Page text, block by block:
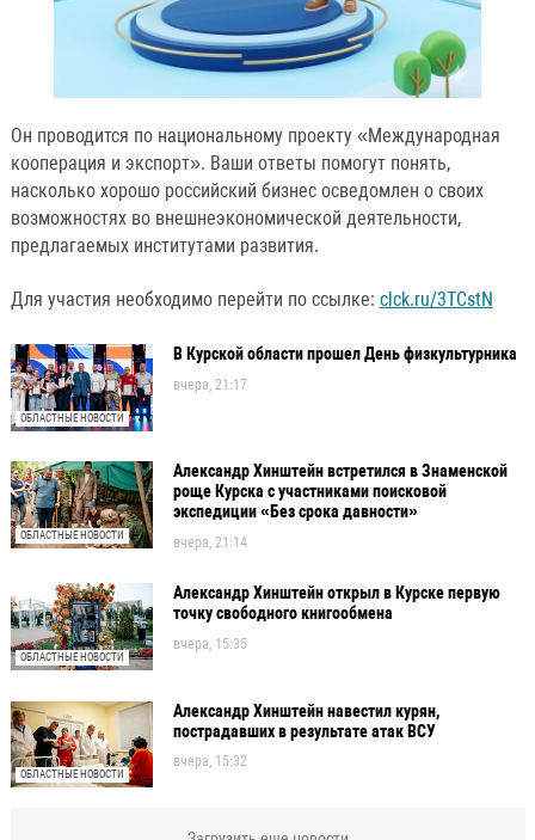
Он проводится по национальному проекту «Международная
кооперация и экспорт». Ваши ответы помогут понять,
насколько хорошо российский бизнес осведомлен о своих
возможностях во внешнеэкономической деятельности,
предлагаемых институтами развития.
Для участия необходимо перейти по ссылке: clck.ru/3TCstN
ОБЛАСТНЫЕ НОВОСТИ
В Курской области прошел День физкультурника
вчера, 21:17
ОБЛАСТНЫЕ НОВОСТИ
Александр Хинштейн встретился в Знаменской
роще Курска с участниками поисковой
экспедиции «Без срока давности»
вчера, 21:14
ОБЛАСТНЫЕ НОВОСТИ
Александр Хинштейн открыл в Курске первую
точку свободного книгообмена
вчера, 15:35
ОБЛАСТНЫЕ НОВОСТИ
Александр Хинштейн навестил курян,
пострадавших в результате атак ВСУ
вчера, 15:32